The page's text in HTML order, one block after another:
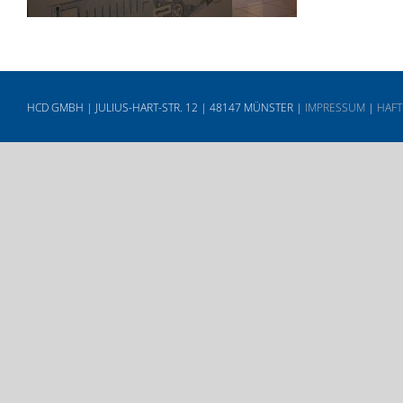
HCD GMBH | JULIUS-HART-STR. 12 | 48147 MÜNSTER | IMPRESSUM |